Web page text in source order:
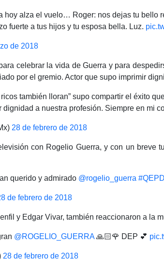
VER
hoy alza el vuelo… Roger: nos dejas tu bello
fuerte a tus hijos y tu esposa bella. Luz.
de 2018
celebrar la vida de Guerra y para
por el gremio. Actor que supo imprimir
también lloran” supo compartir el éxito
a nuestra profesión. Siempre en mi
28 de febrero de 2018
con Rogelio Guerra, y con un
querido y admirado @rogelio_guerra #QEPD
de febrero de 2018
y Edgar Vivar, también reaccionaron a la
@ROGELIO_GUERRA🙏🏻🌹 DEP 💕
28 de febrero de 2018